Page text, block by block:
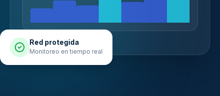
Red protegida
Monitoreo en tiempo real